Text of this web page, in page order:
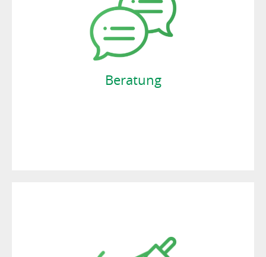
Beratung
Sie benötigen ein Zelt für einen bestimmten
Anlass? Wir beraten Sie zu den Themen:
Zeltvermietung, Lagerzelte und mobile
Sanitäranlagen. Gerne liefern wir Ihnen auch
zusätzliches Equipment für die
Innenausstattung – alles aus einer Hand.